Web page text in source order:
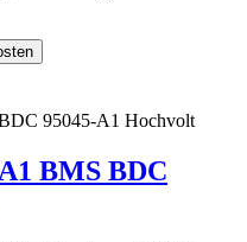
BMS BDC